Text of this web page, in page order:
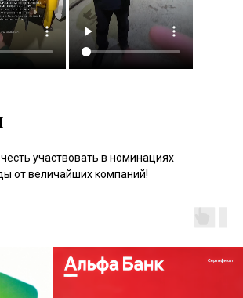
участвовать в номинациях
от величайших компаний!